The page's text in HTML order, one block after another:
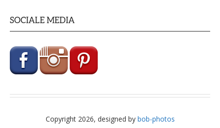
SOCIALE MEDIA
Copyright 2026, designed by bob-photos